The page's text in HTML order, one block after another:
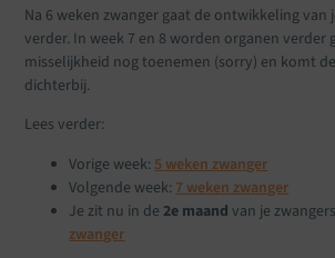
Na 6 weken zwanger gaat de ontwikkeling van
verder. In week 7 en 8 worden organen verder
misselijkheid nog toenemen (sorry) en komt
dichterbij.
Lees verder:
Vorige week: 5 weken zwanger
Volgende week: 7 weken zwanger
Je zit nu in de2e maand van je
zwanger